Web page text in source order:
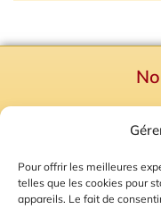
Pour offrir les meilleures
telles que les cookies pour
appareils. Le fait de
Mentions